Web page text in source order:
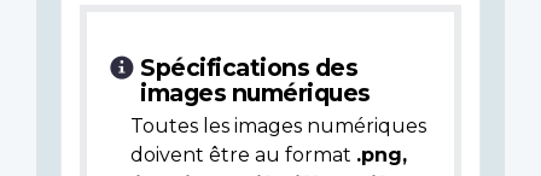
Spécifications des
images numériques
Toutes les images numériques
doivent être au format .png,